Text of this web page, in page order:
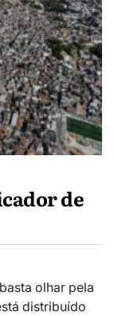
de
olhar pela
distribuído